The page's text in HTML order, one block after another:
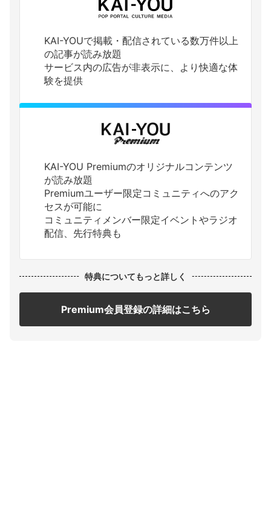
KAI-YOUで掲載・配信されている数万件以上
の記事が読み放題
サービス内の広告が非表示に、より快適な体
験を提供
KAI-YOU Premiumのオリジナルコンテンツ
が読み放題
Premiumユーザー限定コミュニティへのアク
セスが可能に
コミュニティメンバー限定イベントやラジオ
配信、先行特典も
特典についてもっと詳しく
Premium会員登録の詳細はこちら